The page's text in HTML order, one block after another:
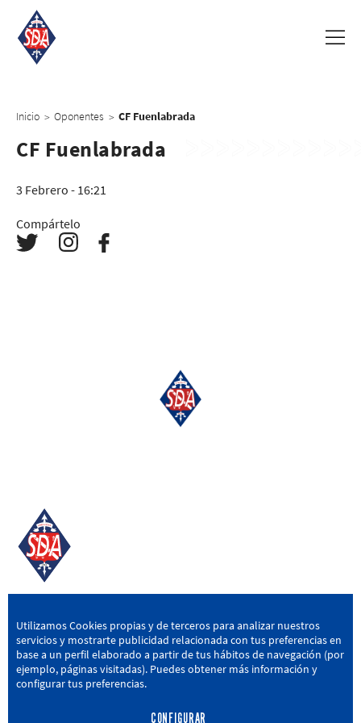
Inicio > Oponentes > CF Fuenlabrada
CF Fuenlabrada
3 Febrero - 16:21
Compártelo
SD AMOREBIETA
San Miguel Kalea, 16, 48340 Amorebieta, Bizkaia
946 604 751 | sda@sdamorebieta.eus
Utilizamos Cookies propias y de terceros para analizar nuestros
servicios y mostrarte publicidad relacionada con tus preferencias en
base a un perfil elaborado a partir de tus hábitos de navegación (por
ejemplo, páginas visitadas). Puedes obtener más información y
configurar tus preferencias.
CONFIGURAR